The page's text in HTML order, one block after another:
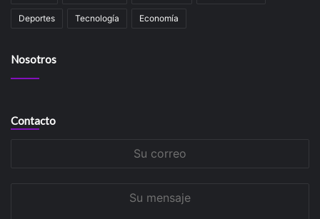
Deportes Tecnología Economía
Nosotros
Contacto